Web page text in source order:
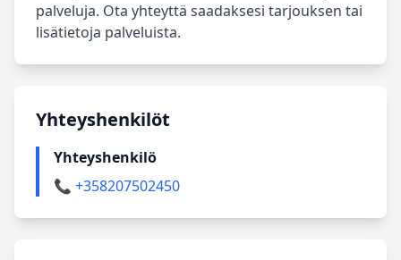
palveluja. Ota yhteyttä saadaksesi tarjouksen tai
lisätietoja palveluista.
Yhteyshenkilöt
Yhteyshenkilö
📞 +358207502450